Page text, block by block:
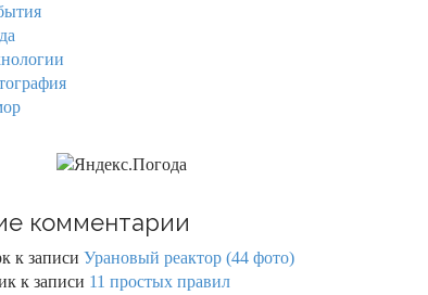
комментарии
к записи Урановый реактор (44 фото)
к записи 11 простых правил